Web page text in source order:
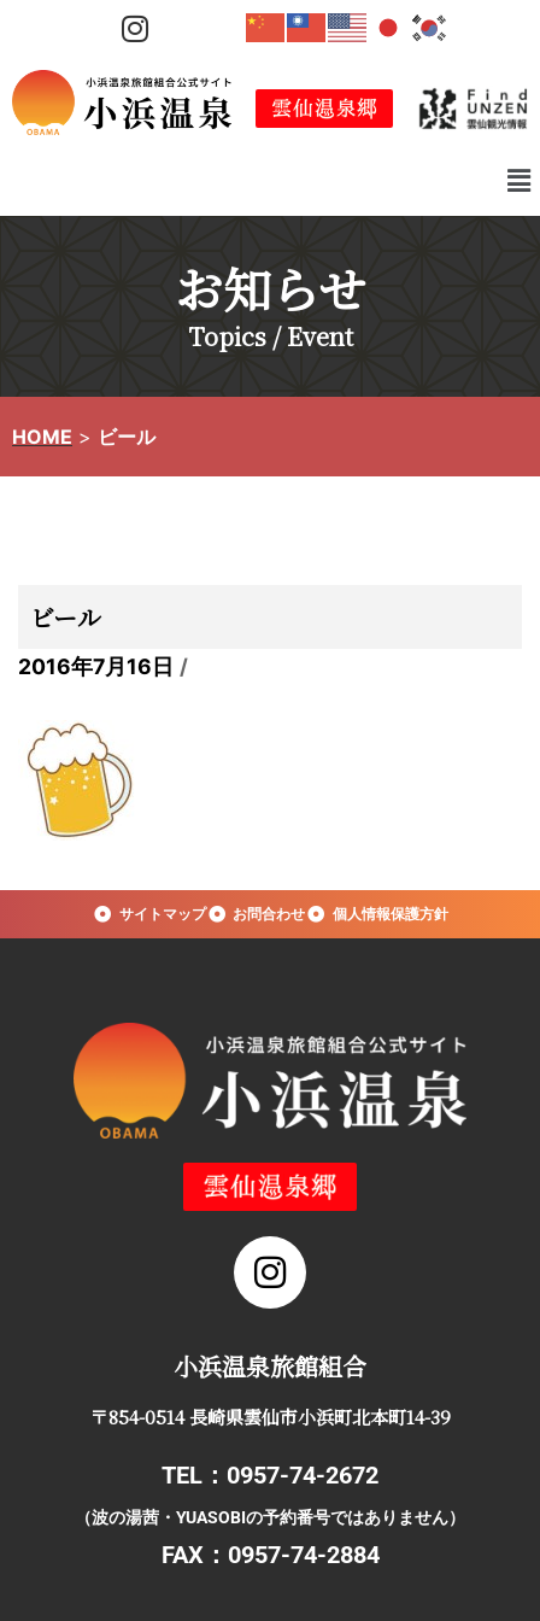
テ
ン
ス
お知らせ
Topics / Event
HOME > ビール
ビール
2016年7月16日
サイトマップ お問合わせ 個人情報保護方針
小浜温泉旅館組合
〒854-0514 長崎県雲仙市小浜町北本町14-39
TEL：0957-74-2672
（波の湯茜・YUASOBIの予約番号ではありません）
FAX：0957-74-2884